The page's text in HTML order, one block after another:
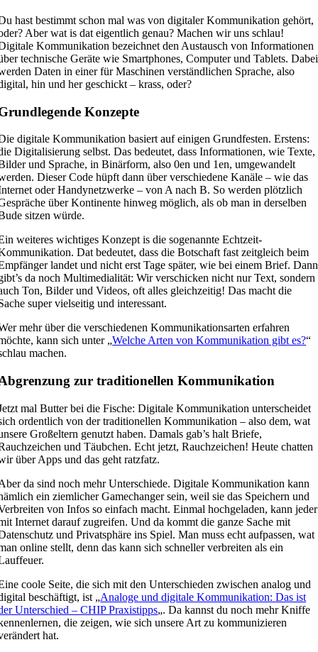
hast bestimmt schon mal was von digitaler Kommunikation gehört,
Aber wat is dat eigentlich genau? Machen wir uns schlau!
Kommunikation bezeichnet den Austausch von Informationen
technische Geräte wie Smartphones, Computer und Tablets. Dabei
Daten in einer für Maschinen verständlichen Sprache, also
hin und her geschickt – krass, oder?
Konzepte
digitale Kommunikation basiert auf einigen Grundfesten. Erstens:
Digitalisierung selbst. Das bedeutet, dass Informationen, wie Texte,
und Sprache, in Binärform, also 0en und 1en, umgewandelt
Dieser Code hüpft dann über verschiedene Kanäle – wie das
oder Handynetzwerke – von A nach B. So werden plötzlich
über Kontinente hinweg möglich, als ob man in derselben
sitzen würde.
weiteres wichtiges Konzept is die sogenannte Echtzeit-
Dat bedeutet, dass die Botschaft fast zeitgleich beim
landet und nicht erst Tage später, wie bei einem Brief. Dann
da noch Multimedialität: Wir verschicken nicht nur Text, sondern
Ton, Bilder und Videos, oft alles gleichzeitig! Das macht die
super vielseitig und interessant.
mehr über die verschiedenen Kommunikationsarten erfahren
kann sich unter „Welche Arten von Kommunikation gibt es?“
machen.
zur traditionellen Kommunikation
mal Butter bei die Fische: Digitale Kommunikation unterscheidet
ordentlich von der traditionellen Kommunikation – also dem, wat
Großeltern genutzt haben. Damals gab’s halt Briefe,
und Täubchen. Echt jetzt, Rauchzeichen! Heute chatten
über Apps und das geht ratzfatz.
da sind noch mehr Unterschiede. Digitale Kommunikation kann
ein ziemlicher Gamechanger sein, weil sie das Speichern und
von Infos so einfach macht. Einmal hochgeladen, kann jeder
Internet darauf zugreifen. Und da kommt die ganze Sache mit
und Privatsphäre ins Spiel. Man muss echt aufpassen, wat
online stellt, denn das kann sich schneller verbreiten als ein
coole Seite, die sich mit den Unterschieden zwischen analog und
beschäftigt, ist „Analoge und digitale Kommunikation: Das ist
Unterschied – CHIP Praxistipps„. Da kannst du noch mehr Kniffe
die zeigen, wie sich unsere Art zu kommunizieren
hat.